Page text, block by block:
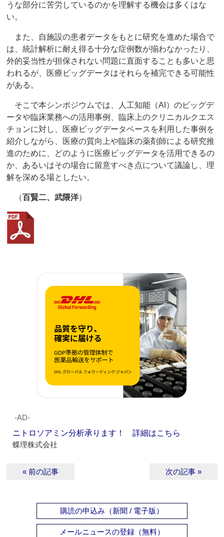
うな部分に苦労しているのかを理解する機会は多くはな
い。
また、自施設の患者データをもとに研究を進めた場合で
は、統計解析に耐え得る十分な症例数が揃わなかったり、
外的妥当性が担保されない問題に直面することも多いと思
われるが、医療ビッグデータはそれらを補完できる可能性
がある。
そこで本シンポジウムでは、人工知能（AI）のビッグデ
ータや臨床業務への活用事例、臨床上のクリニカルクエス
チョンに対し、医療ビッグデータベースを利用した事例を
紹介しながら、医療の質向上や臨床の薬剤師による研究推
進のために、どのように医療ビッグデータを活用できるの
か、あるいはその場合に留意すべき点について議論し、理
解を深める場としたい。
（百賢二、武隈洋）
‐AD‐
ニトロソアミン分析承ります！ 詳細はこちら
蝶理株式会社
« 前の記事 次の記事 »
購読の申込み（新聞 / 電子版）
メールニュースの登録（無料）